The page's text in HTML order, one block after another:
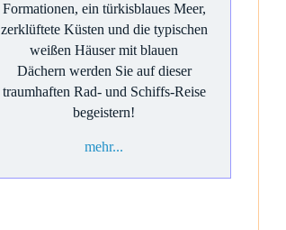
Formationen, ein türkisblaues Meer,
zerklüftete Küsten und die typischen
weißen Häuser mit blauen
Dächern werden Sie auf dieser
traumhaften Rad- und Schiffs-Reise
begeistern!
mehr...